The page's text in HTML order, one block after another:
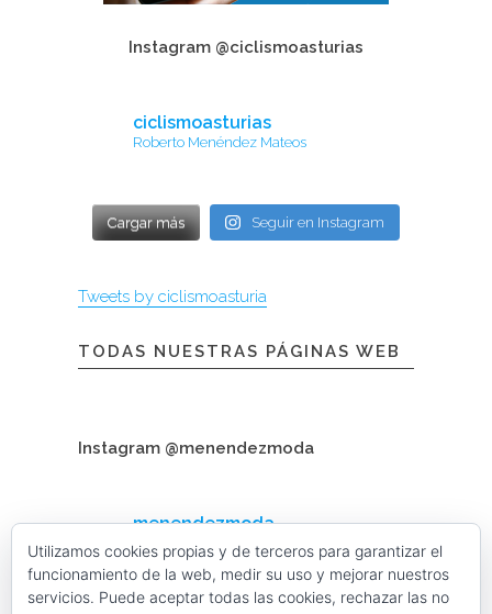
Instagram @ciclismoasturias
ciclismoasturias
Roberto Menéndez Mateos
Cargar más Seguir en Instagram
Tweets by ciclismoasturia
TODAS NUESTRAS PÁGINAS WEB
Instagram @menendezmoda
menendezmoda
Menéndez Moda hombre
Utilizamos cookies propias y de terceros para garantizar el
funcionamiento de la web, medir su uso y mejorar nuestros
servicios. Puede aceptar todas las cookies, rechazar las no